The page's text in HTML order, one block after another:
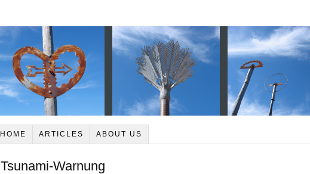
HOME ARTICLES ABOUT US
Tsunami-Warnung